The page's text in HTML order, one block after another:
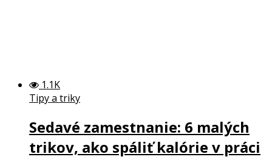
1.1K
Tipy a triky
Sedavé zamestnanie: 6 malých
trikov, ako spáliť kalórie v práci